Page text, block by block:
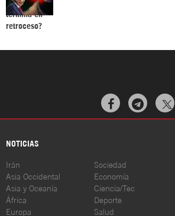

NOTICIAS
Irán
Asia Occidental
Asia y Oceanía
África
Europa
Sociedad
Economía
Ciencia/Tec
Deporte
Salud